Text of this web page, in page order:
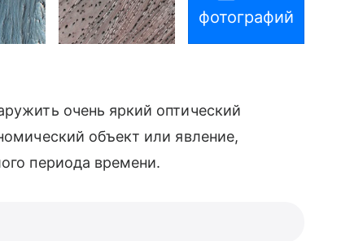
фотографий
очень яркий оптический
объект или явление,
периода времени.